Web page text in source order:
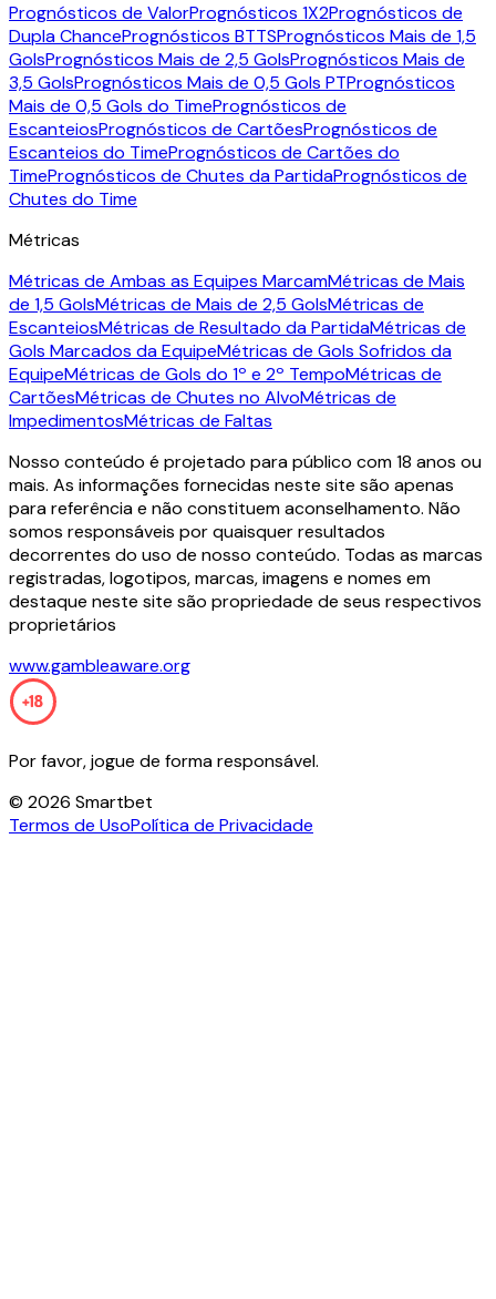
Prognósticos de ValorPrognósticos 1X2Prognósticos de
Dupla ChancePrognósticos BTTSPrognósticos Mais de 1,5
GolsPrognósticos Mais de 2,5 GolsPrognósticos Mais de
3,5 GolsPrognósticos Mais de 0,5 Gols PTPrognósticos
Mais de 0,5 Gols do TimePrognósticos de
EscanteiosPrognósticos de CartõesPrognósticos de
Escanteios do TimePrognósticos de Cartões do
TimePrognósticos de Chutes da PartidaPrognósticos de
Chutes do Time
Métricas
Métricas de Ambas as Equipes MarcamMétricas de Mais
de 1,5 GolsMétricas de Mais de 2,5 GolsMétricas de
EscanteiosMétricas de Resultado da PartidaMétricas de
Gols Marcados da EquipeMétricas de Gols Sofridos da
EquipeMétricas de Gols do 1º e 2º TempoMétricas de
CartõesMétricas de Chutes no AlvoMétricas de
ImpedimentosMétricas de Faltas
Nosso conteúdo é projetado para público com 18 anos ou
mais. As informações fornecidas neste site são apenas
para referência e não constituem aconselhamento. Não
somos responsáveis por quaisquer resultados
decorrentes do uso de nosso conteúdo. Todas as marcas
registradas, logotipos, marcas, imagens e nomes em
destaque neste site são propriedade de seus respectivos
proprietários
www.gambleaware.org
Por favor, jogue de forma responsável.
© 2026 Smartbet
Termos de UsoPolítica de Privacidade